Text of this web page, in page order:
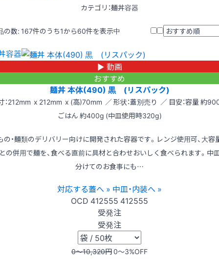
カテゴリ：麺丼容器
の数: 167件のうち1から60件を表示中
容器
▶ 動画
おすすめ
麺丼 本体(490) 黒 (リスパック)
：212mm x 212mm x (高)70mm ／ 形状：蓋別売り ／ 目安：容量 約
ごはん 約400g (中皿使用時320g)
の・麺類のデリバリー向けに開発された容器です。レンジ使用可、大容
の併用で麺を、食べる直前に具材と合わせおいしく食べられます。中
分けてのお食事にも…
対応する蓋へ » 中皿・内装へ »
OCD 412555 412555
受発注
受発注
0〜10,320円0〜3%OFF